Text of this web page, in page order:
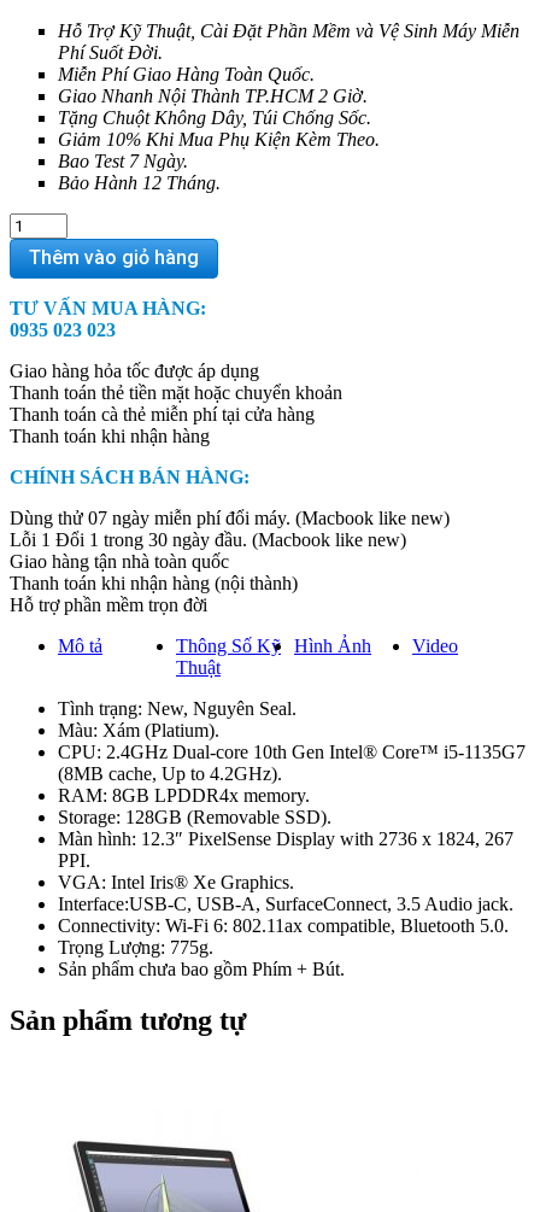
24.000.000 VND.là:
Hỗ Trợ Kỹ Thuật, Cài Đặt Phần Mềm và Vệ Sinh Máy Miễn
Phí Suốt Đời.
Miễn Phí Giao Hàng Toàn Quốc.
Giao Nhanh Nội Thành TP.HCM 2 Giờ.
Tặng Chuột Không Dây, Túi Chống Sốc.
Giảm 10% Khi Mua Phụ Kiện Kèm Theo.
Bao Test 7 Ngày.
Bảo Hành 12 Tháng.
Surface
Pro
-
Intel
i5,
8GB
RAM,
128GB
-
quantity
Thêm vào giỏ hàng
TƯ VẤN MUA HÀNG:
0935 023 023
Giao hàng hỏa tốc được áp dụng
Thanh toán thẻ tiền mặt hoặc chuyển khoản
Thanh toán cà thẻ miễn phí tại cửa hàng
Thanh toán khi nhận hàng
CHÍNH SÁCH BÁN HÀNG:
Dùng thử 07 ngày miễn phí đổi máy. (Macbook like new)
Lỗi 1 Đổi 1 trong 30 ngày đầu. (Macbook like new)
Giao hàng tận nhà toàn quốc
Thanh toán khi nhận hàng (nội thành)
Hỗ trợ phần mềm trọn đời
Mô tả
Thông Số Kỹ
Thuật
Hình Ảnh Video
Tình trạng: New, Nguyên Seal.
Màu: Xám (Platium).
CPU: 2.4GHz Dual-core 10th Gen Intel® Core™ i5-1135G7
(8MB cache, Up to 4.2GHz).
RAM: 8GB LPDDR4x memory.
Storage: 128GB (Removable SSD).
Màn hình: 12.3″ PixelSense Display with 2736 x 1824, 267
PPI.
VGA: Intel Iris® Xe Graphics.
Interface:USB-C, USB-A, SurfaceConnect, 3.5 Audio jack.
Connectivity: Wi-Fi 6: 802.11ax compatible, Bluetooth 5.0.
Trọng Lượng: 775g.
Sản phẩm chưa bao gồm Phím + Bút.
Sản phẩm tương tự